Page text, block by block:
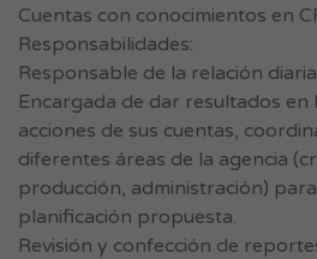
Cuentas con conocimientos en
Responsabilidades:
Responsable de la relación
Encargada de dar resultados en
acciones de sus cuentas,
diferentes áreas de la agencia
producción, administración)
planificación propuesta.
Revisión y confección de